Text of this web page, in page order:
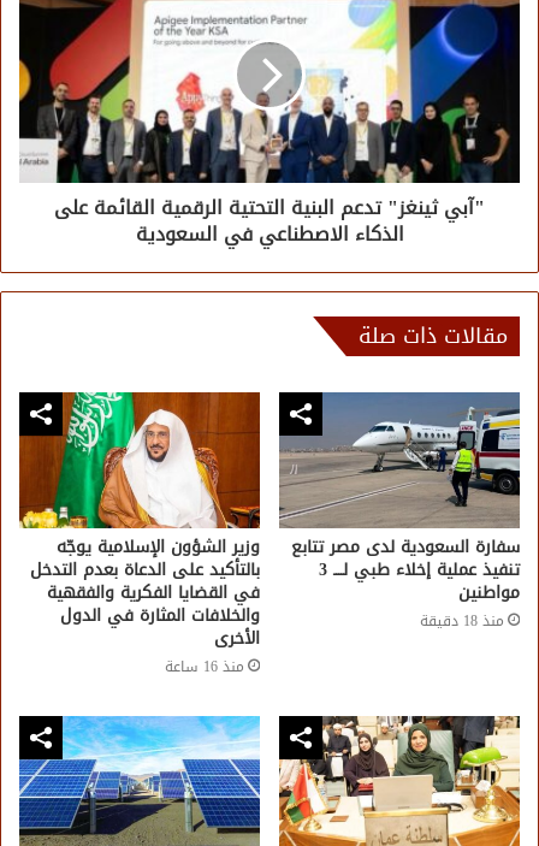
"آبي ثينغز" تدعم البنية التحتية الرقمية القائمة على
الذكاء الاصطناعي في السعودية
مقالات ذات صلة
سفارة السعودية لدى مصر تتابع
تنفيذ عملية إخلاء طبي لــــ 3
مواطنين
منذ 18 دقيقة
وزير الشؤون الإسلامية يوجّه
بالتأكيد على الدعاة بعدم التدخل
في القضايا الفكرية والفقهية
والخلافات المثارة في الدول
الأخرى
منذ 16 ساعة